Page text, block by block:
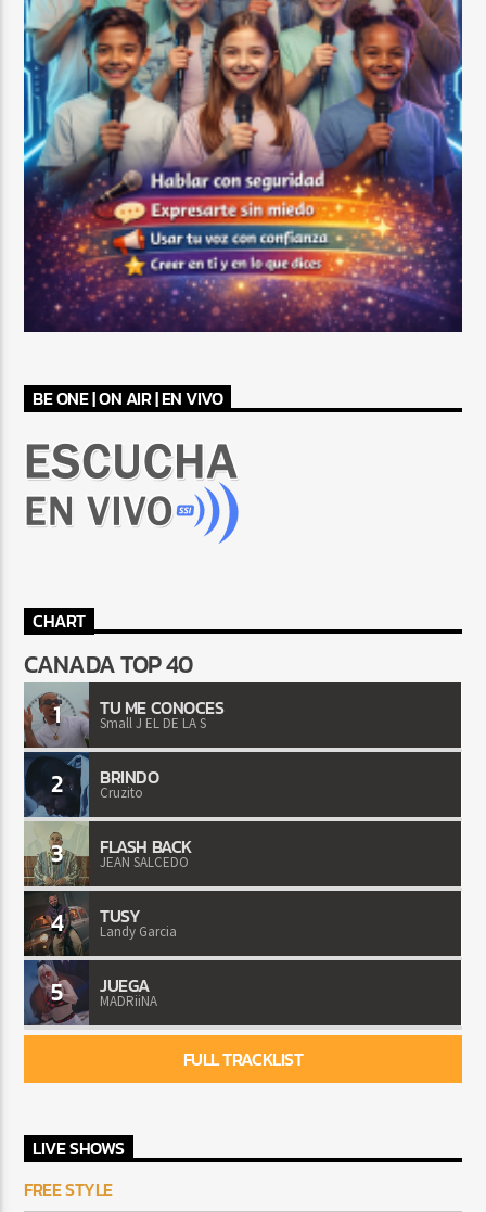
BE ONE | ON AIR | EN VIVO
CHART
CANADA TOP 40
1 TU ME CONOCES
Small J EL DE LA S
2 BRINDO
Cruzito
3 FLASH BACK
JEAN SALCEDO
4 TUSY
Landy Garcia
5 JUEGA
MADRiiNA
FULL TRACKLIST
LIVE SHOWS
FREE STYLE